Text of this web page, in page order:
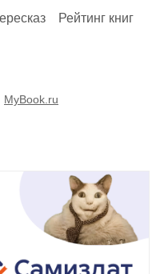
Рейтинг книг
MyBook.ru